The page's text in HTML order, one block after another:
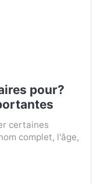
pour?
certaines
complet, l'âge,